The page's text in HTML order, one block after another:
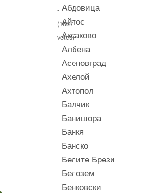
-
(1657
votes)
Абдовица
Айтос
Аксаково
Албена
Асеновград
Ахелой
Ахтопол
Балчик
Банишора
Банкя
Банско
Белите Брези
Белозем
Бенковски